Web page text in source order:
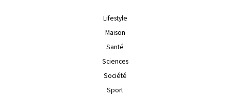
Lifestyle
Maison
Santé
Sciences
Société
Sport